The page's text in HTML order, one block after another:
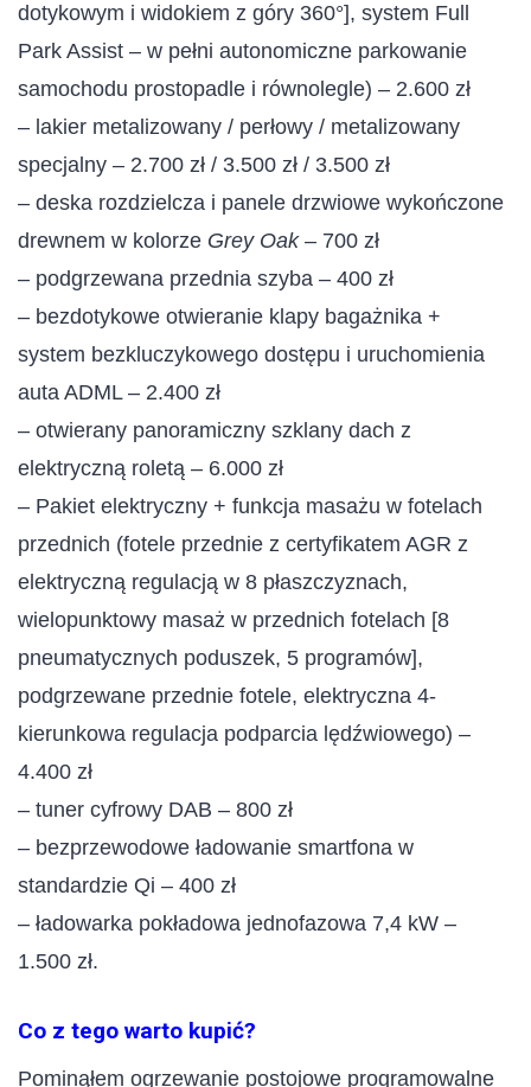
dotykowym i widokiem z góry 360°], system Full
Park Assist – w pełni autonomiczne parkowanie
samochodu prostopadle i równolegle) – 2.600 zł
– lakier metalizowany / perłowy / metalizowany
specjalny – 2.700 zł / 3.500 zł / 3.500 zł
– deska rozdzielcza i panele drzwiowe wykończone
drewnem w kolorze Grey Oak– 700 zł
– podgrzewana przednia szyba – 400 zł
– bezdotykowe otwieranie klapy bagażnika +
system bezkluczykowego dostępu i uruchomienia
auta ADML – 2.400 zł
– otwierany panoramiczny szklany dach z
elektryczną roletą – 6.000 zł
– Pakiet elektryczny + funkcja masażu w fotelach
przednich (fotele przednie z certyfikatem AGR z
elektryczną regulacją w 8 płaszczyznach,
wielopunktowy masaż w przednich fotelach [8
pneumatycznych poduszek, 5 programów],
podgrzewane przednie fotele, elektryczna 4-
kierunkowa regulacja podparcia lędźwiowego) –
4.400 zł
– tuner cyfrowy DAB – 800 zł
– bezprzewodowe ładowanie smartfona w
standardzie Qi – 400 zł
– ładowarka pokładowa jednofazowa 7,4 kW –
1.500 zł.
Co z tego warto kupić?
Pominąłem ogrzewanie postojowe programowalne